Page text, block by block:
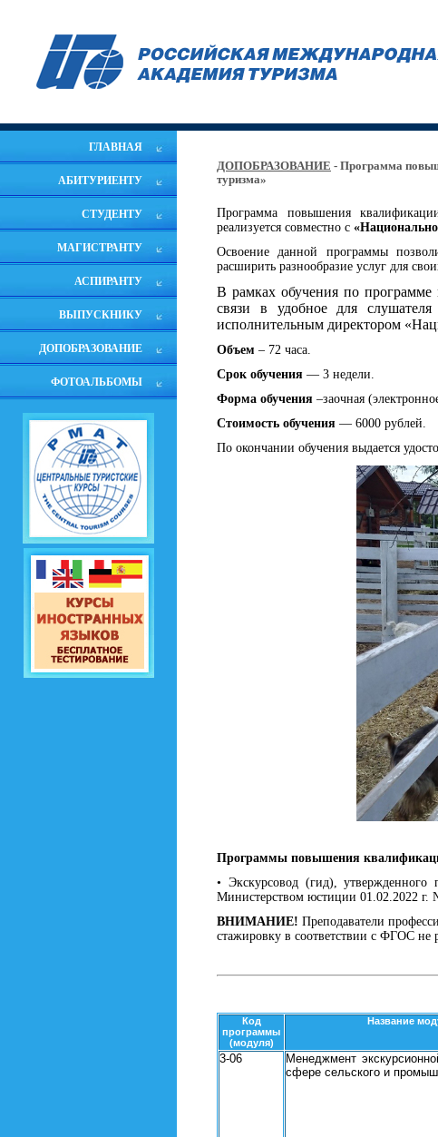
ГЛАВНАЯ
АБИТУРИЕНТУ
СТУДЕНТУ
МАГИСТРАНТУ
АСПИРАНТУ
ВЫПУСКНИКУ
ДОПОБРАЗОВАНИЕ
ФОТОАЛЬБОМЫ
ДОПОБРАЗОВАНИЕ - Программа
туризма»
Программа повышения
реализуется совместно с
Освоение данной программы
расширить разнообразие услуг для
В рамках обучения по программе
связи в удобное для
исполнительным директором
Объем – 72 часа.
Срок обучения — 3 недели.
Форма обучения –заочная
Стоимость обучения — 6000 рублей.
По окончании обучения выдается
Программы повышения
• Экскурсовод (гид),
Министерством юстиции 01.02.2022 г.
ВНИМАНИЕ! Преподаватели
стажировку в соответствии с ФГОС не
Код
программы
(модуля)
Название
3-06
Менеджмент
сфере сельского и